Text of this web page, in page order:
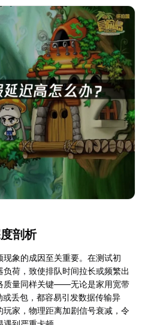
剖析
象的成因至关重要。在测试初
荷，致使排队时间拉长或频繁出
质量同样关键——无论是家用宽带
丢包，都容易引发数据传输异
家，物理距离加剧信号衰减，令